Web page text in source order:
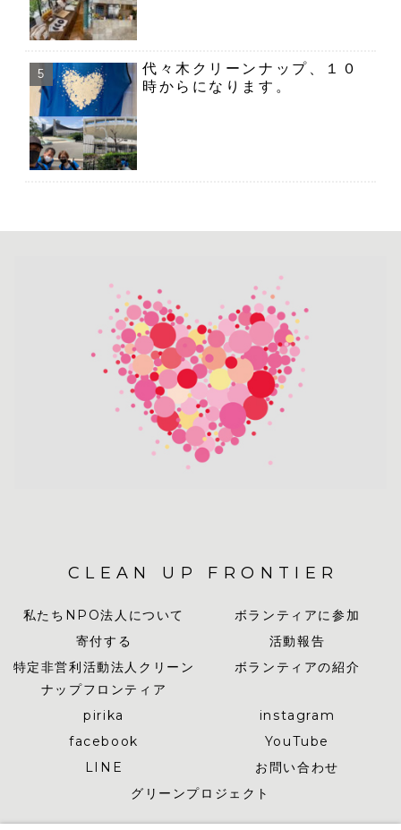
代々木クリーンナップ、１０
時からになります。
CLEAN UP FRONTIER
私たちNPO法人について
ボランティアに参加
寄付する
活動報告
特定非営利活動法人クリーン
ナップフロンティア
ボランティアの紹介
pirika
instagram
facebook
YouTube
LINE
お問い合わせ
グリーンプロジェクト